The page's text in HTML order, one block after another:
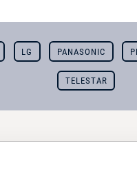
LG PANASONIC
TELESTAR